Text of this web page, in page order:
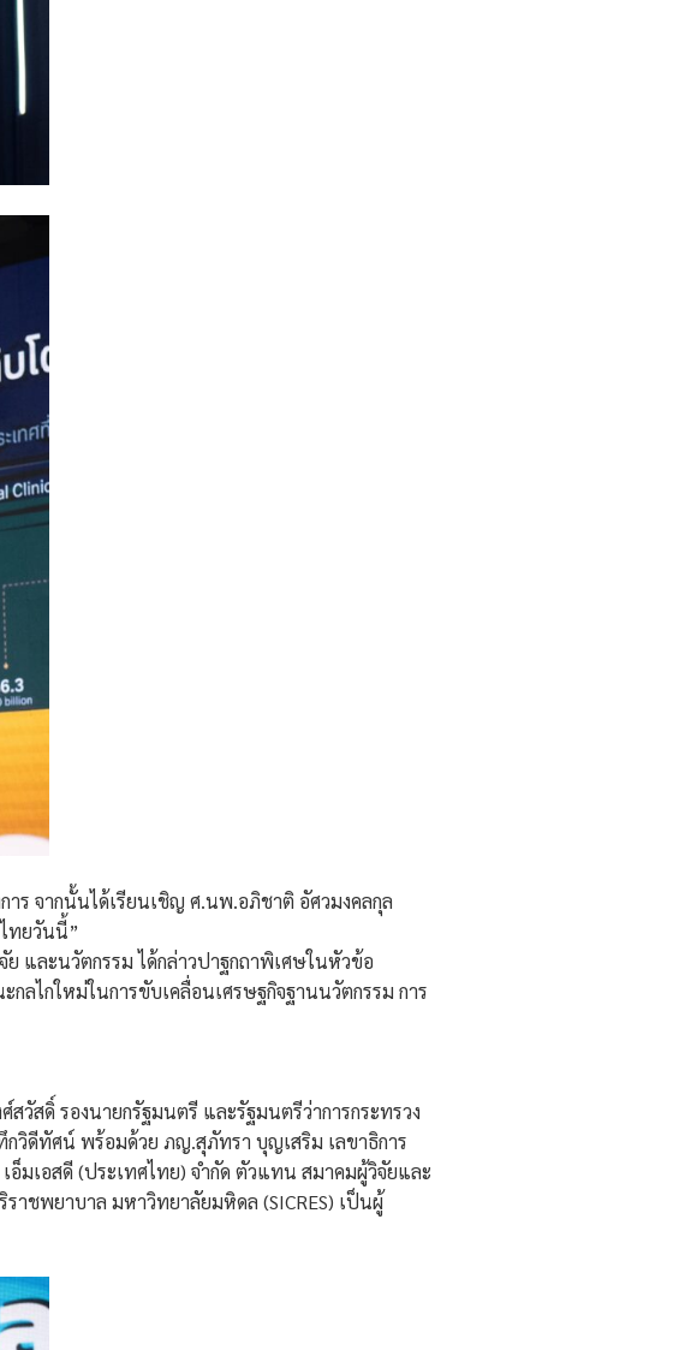
าร จากนั้นได้เรียนเชิญ ศ.นพ.อภิชาติ อัศวมงคลกุล
ทยวันนี้”
ย และนวัตกรรม ได้กล่าวปาฐกถาพิเศษในหัวข้อ
กลไกใหม่ในการขับเคลื่อนเศรษฐกิจฐานนวัตกรรม การ
สวัสดิ์ รองนายกรัฐมนตรี และรัฐมนตรีว่าการกระทรวง
วิดีทัศน์ พร้อมด้วย ภญ.สุภัทรา บุญเสริม เลขาธิการ
มเอสดี (ประเทศไทย) จํากัด ตัวแทน สมาคมผู้วิจัยและ
ชพยาบาล มหาวิทยาลัยมหิดล (SICRES) เป็นผู้